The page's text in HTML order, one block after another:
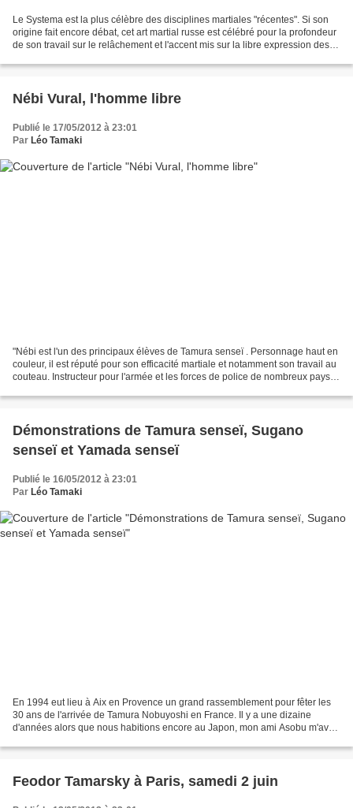
Le Systema est la plus célèbre des disciplines martiales "récentes". Si son
origine fait encore débat, cet art martial russe est célébré pour la profondeur
de son travail sur le relâchement et l'accent mis sur la libre expression des
Nébi Vural, l'homme libre
Publié le 17/05/2012 à 23:01
Par Léo Tamaki
"Nébi est l'un des principaux élèves de Tamura senseï . Personnage haut en
couleur, il est réputé pour son efficacité martiale et notamment son travail au
couteau. Instructeur pour l'armée et les forces de police de nombreux pays
Démonstrations de Tamura senseï, Sugano
senseï et Yamada senseï
Publié le 16/05/2012 à 23:01
Par Léo Tamaki
En 1994 eut lieu à Aix en Provence un grand rassemblement pour fêter les
30 ans de l'arrivée de Tamura Nobuyoshi en France. Il y a une dizaine
d'années alors que nous habitions encore au Japon, mon ami Asobu m'avait
Feodor Tamarsky à Paris, samedi 2 juin